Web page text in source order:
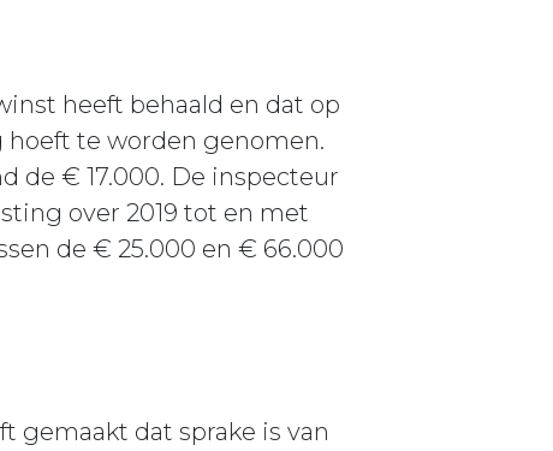
heeft behaald en dat op
te worden genomen.
de € 17.000. De inspecteur
over 2019 tot en met
de € 25.000 en € 66.000
gemaakt dat sprake is van